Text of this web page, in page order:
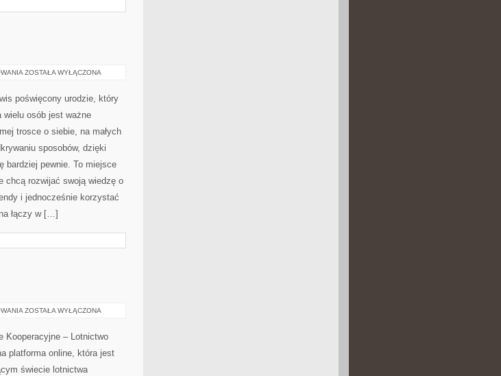
PORADY
ZOSTAŁA WYŁĄCZONA
poświęcony urodzie, który
osób jest ważne
trosce o siebie, na małych
sposobów, dzięki
bardziej pewnie. To miejsce
chcą rozwijać swoją wiedzę o
i jednocześnie korzystać
łączy w […]
SAMOLOTY
ZOSTAŁA WYŁĄCZONA
Kooperacyjne – Lotnictwo
platforma online, która jest
świecie lotnictwa